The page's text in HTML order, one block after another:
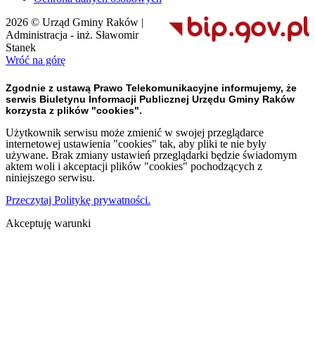
2026 © Urząd Gminy Raków |
Administracja - inż. Sławomir
Stanek
Wróć na górę
Zgodnie z ustawą Prawo Telekomunikacyjne informujemy, że
serwis Biuletynu Informacji Publicznej Urzędu Gminy Raków
korzysta z plików "cookies".
Użytkownik serwisu może zmienić w swojej przeglądarce
internetowej ustawienia "cookies" tak, aby pliki te nie były
używane. Brak zmiany ustawień przeglądarki będzie świadomym
aktem woli i akceptacji plików "cookies" pochodzących z
niniejszego serwisu.
Przeczytaj Politykę prywatności.
Akceptuję warunki